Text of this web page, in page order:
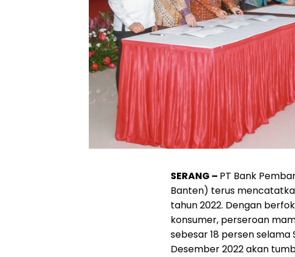
SERANG – PT Bank
Banten) terus
tahun 2022. Dengan
konsumer, perseroan
sebesar 18 persen
Desember 2022 akan